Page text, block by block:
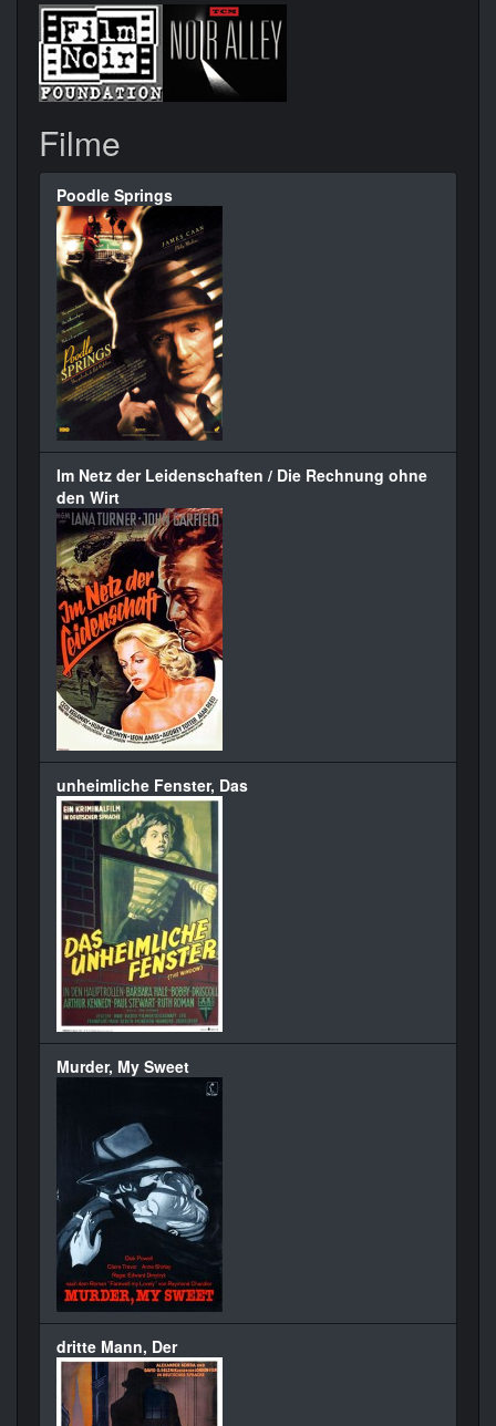
Filme
Poodle Springs
Im Netz der Leidenschaften / Die Rechnung ohne
den Wirt
unheimliche Fenster, Das
Murder, My Sweet
dritte Mann, Der